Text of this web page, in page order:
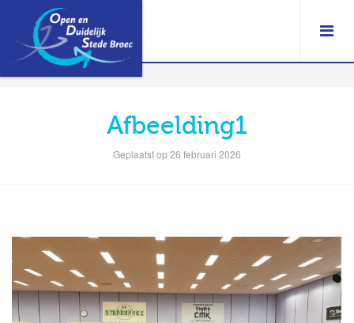
Afbeelding1
Geplaatst op 26 februari 2026